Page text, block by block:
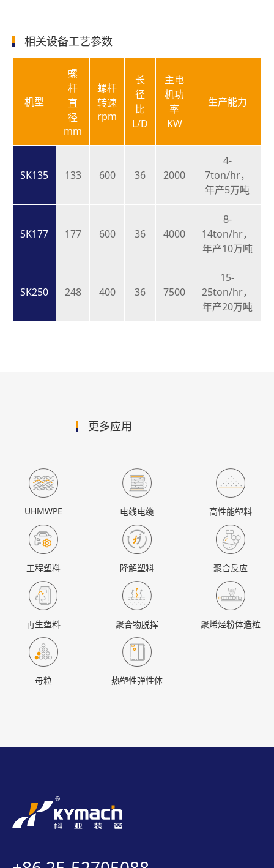
相关设备工艺参数
机型
螺
杆
直
径
mm
螺杆
转速
rpm
长
径
比
L/D
主电
机功
率
KW
生产能力
SK135 133 600 36 2000
4-
7ton/hr，
年产5万吨
SK177 177 600 36 4000
8-
14ton/hr，
年产10万吨
SK250 248 400 36 7500
15-
25ton/hr，
年产20万吨
更多应用
UHMWPE 电线电缆 高性能塑料
工程塑料 降解塑料 聚合反应
再生塑料 聚合物脱挥 聚烯烃粉体造粒
母粒 热塑性弹性体